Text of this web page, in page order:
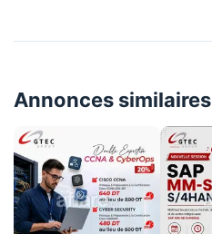
Annonces similaires